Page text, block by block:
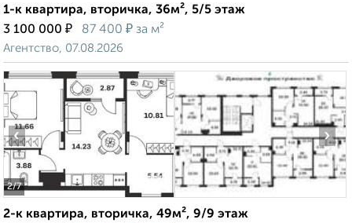
1-к квартира, вторичка, 36м², 5/5 этаж
3 100 000 ₽ 87 400 ₽ за м²
Агентство, 07.08.2026
2/7
‹ ›
2-к квартира, вторичка, 49м², 9/9 этаж